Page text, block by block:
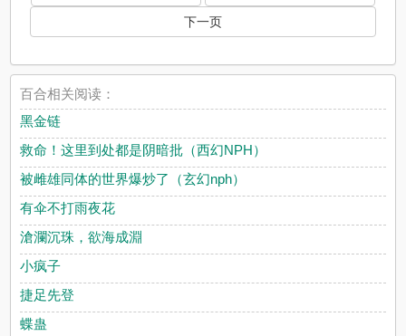
下一页
百合相关阅读：
黑金链
救命！这里到处都是阴暗批（西幻NPH）
被雌雄同体的世界爆炒了（玄幻nph）
有伞不打雨夜花
滄瀾沉珠，欲海成淵
小疯子
捷足先登
蝶蛊